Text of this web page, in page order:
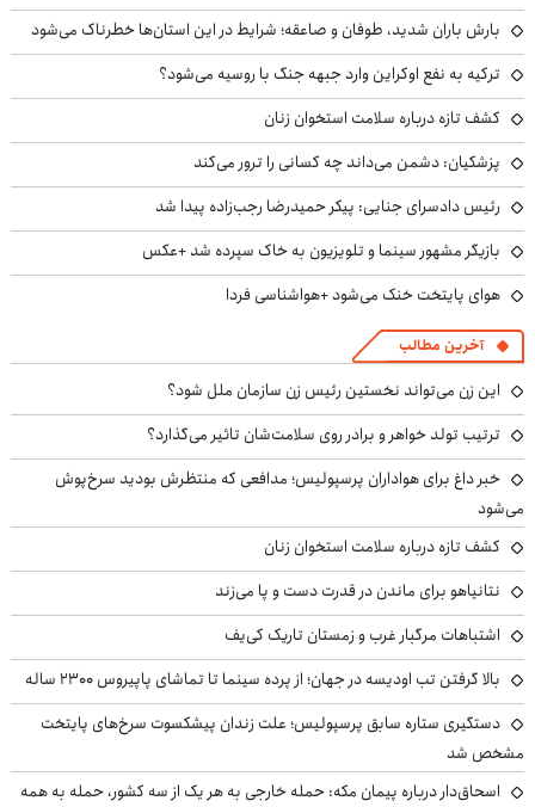
بارش باران شدید، طوفان و صاعقه؛ شرایط در این استان‌ها خطرناک می‌شود
ترکیه به نفع اوکراین وارد جبهه جنگ با روسیه می‌شود؟
کشف تازه درباره سلامت استخوان زنان
پزشکیان: دشمن می‌داند چه کسانی را ترور می‌کند
رئیس دادسرای جنایی: پیکر حمیدرضا رجب‌زاده پیدا شد
بازیگر مشهور سینما و تلویزیون به خاک سپرده شد +عکس
هوای پایتخت خنک می‌شود +هواشناسی فردا
آخرین مطالب
این زن می‌تواند نخستین رئیس زن سازمان ملل شود؟
ترتیب تولد خواهر و برادر روی سلامت‌شان تاثیر می‌گذارد؟
خبر داغ برای هواداران پرسپولیس؛ مدافعی که منتظرش بودید سرخ‌پوش
می‌شود
کشف تازه درباره سلامت استخوان زنان
نتانیاهو برای ماندن در قدرت دست و پا می‌زند
اشتباهات مرگبار غرب و زمستان تاریک کی‌یف
بالا گرفتن تب اودیسه در جهان؛ از پرده سینما تا تماشای پاپیروس ۲۳۰۰ ساله
دستگیری ستاره سابق پرسپولیس؛ علت زندان پیشکسوت سرخ‌های پایتخت
مشخص شد
اسحاق‌دار درباره پیمان مکه: حمله خارجی به هر یک از سه کشور، حمله به همه